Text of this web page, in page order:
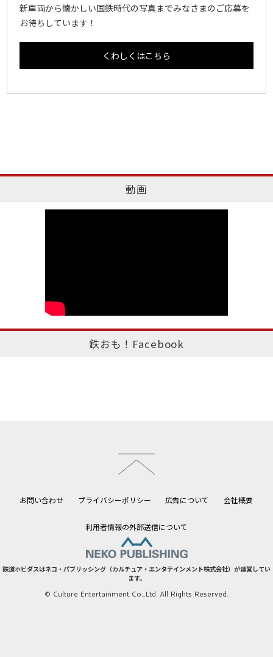
新車両から懐かしい国鉄時代の写真までみなさまのご応募を
お待ちしています！
くわしくはこちら
動画
鉄おも！Facebook
お問い合わせ プライバシーポリシー 広告について 会社概要
利用者情報の外部送信について
鉄道ホビダスはネコ・パブリッシング（カルチュア・エンタテインメント株式会社）が運営してい
ます。
© Culture Entertainment Co.,Ltd. All Rights Reserved.